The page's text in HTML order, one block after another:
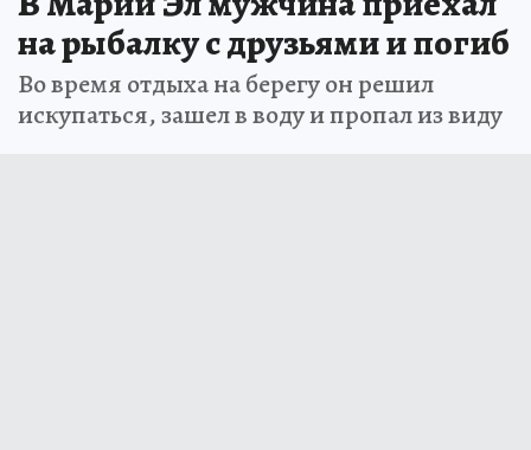
на рыбалку с друзьями и погиб
Во время отдыха на берегу он решил
искупаться, зашел в воду и пропал из виду